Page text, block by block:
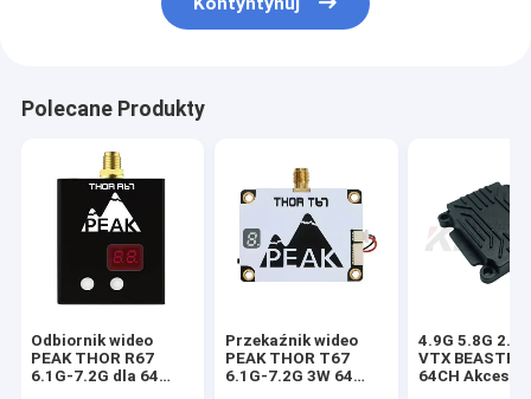
Polecane Produkty
Odbiornik wideo
PEAK THOR R67
6.1G-7.2G dla 64
Przekaźnik wideo
PEAK THOR T67
6.1G-7.2G 3W 64
4.9G 5.8G
VTX
64CH